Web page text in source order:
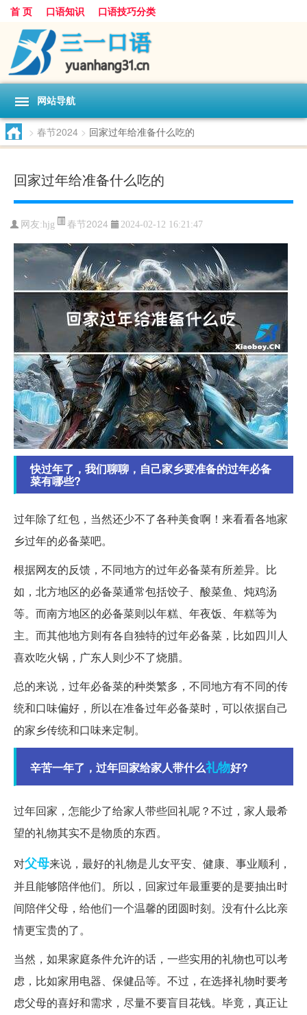
首 页 口语知识 口语技巧分类
网站导航
> 春节2024 > 回家过年给准备什么吃的
回家过年给准备什么吃的
网友:hjg 春节2024 2024-02-12 16:21:47
快过年了，我们聊聊，自己家乡要准备的过年必备
菜有哪些?
过年除了红包，当然还少不了各种美食啊！来看看各地家
乡过年的必备菜吧。
根据网友的反馈，不同地方的过年必备菜有所差异。比
如，北方地区的必备菜通常包括饺子、酸菜鱼、炖鸡汤
等。而南方地区的必备菜则以年糕、年夜饭、年糕等为
主。而其他地方则有各自独特的过年必备菜，比如四川人
喜欢吃火锅，广东人则少不了烧腊。
总的来说，过年必备菜的种类繁多，不同地方有不同的传
统和口味偏好，所以在准备过年必备菜时，可以依据自己
的家乡传统和口味来定制。
辛苦一年了，过年回家给家人带什么礼物好?
过年回家，怎能少了给家人带些回礼呢？不过，家人最希
望的礼物其实不是物质的东西。
对父母来说，最好的礼物是儿女平安、健康、事业顺利，
并且能够陪伴他们。所以，回家过年最重要的是要抽出时
间陪伴父母，给他们一个温馨的团圆时刻。没有什么比亲
情更宝贵的了。
当然，如果家庭条件允许的话，一些实用的礼物也可以考
虑，比如家用电器、保健品等。不过，在选择礼物时要考
虑父母的喜好和需求，尽量不要盲目花钱。毕竟，真正让